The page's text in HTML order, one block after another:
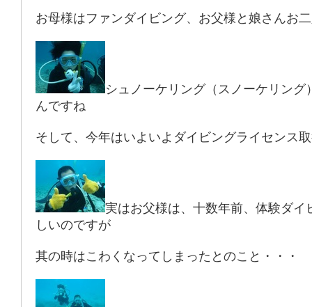
お母様はファンダイビング、お父様と娘さんお
シュノーケリング（スノーケリング
んですね
そして、今年はいよいよダイビングライセンス
実はお父様は、十数年前、体験ダイ
しいのですが
其の時はこわくなってしまったとのこと・・・